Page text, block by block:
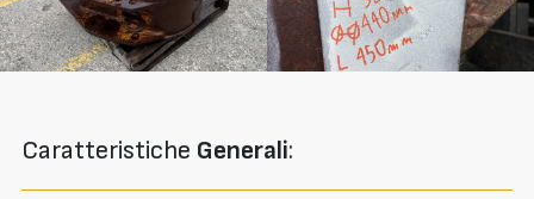
Caratteristiche Generali: